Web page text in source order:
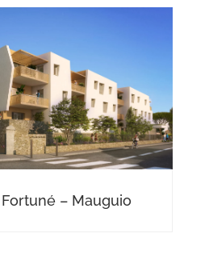
– Mauguio